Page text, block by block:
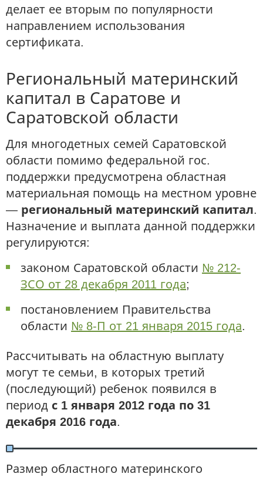
делает ее вторым по популярности
направлением использования
сертификата.
Региональный материнский
капитал в Саратове и
Саратовской области
Для многодетных семей Саратовской
области помимо федеральной гос.
поддержки предусмотрена областная
материальная помощь на местном уровне
— региональный материнский капитал.
Назначение и выплата данной поддержки
регулируются:
законом Саратовской области № 212-
ЗСО от 28 декабря 2011 года;
постановлением Правительства
области № 8-П от 21 января 2015 года.
Рассчитывать на областную выплату
могут те семьи, в которых третий
(последующий) ребенок появился в
период с 1 января 2012 года по 31
декабря 2016 года.
Размер областного материнского